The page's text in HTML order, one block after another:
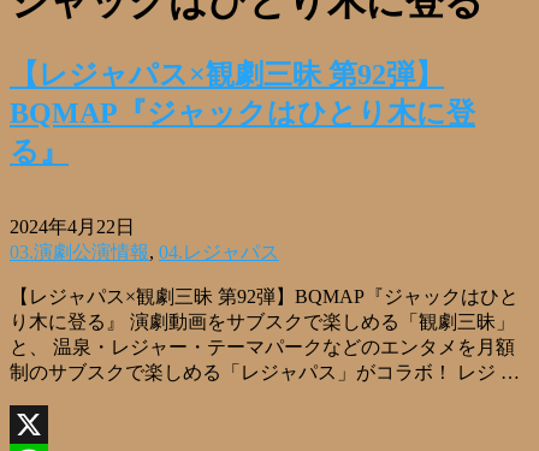
【レジャパス×観劇三昧 第92弾】
BQMAP『ジャックはひとり木に登
る』
2024年4月22日
03.演劇公演情報, 04.レジャパス
【レジャパス×観劇三昧 第92弾】BQMAP『ジャックはひと
り木に登る』 演劇動画をサブスクで楽しめる「観劇三昧」
と、 温泉・レジャー・テーマパークなどのエンタメを月額
制のサブスクで楽しめる「レジャパス」がコラボ！ レジ …